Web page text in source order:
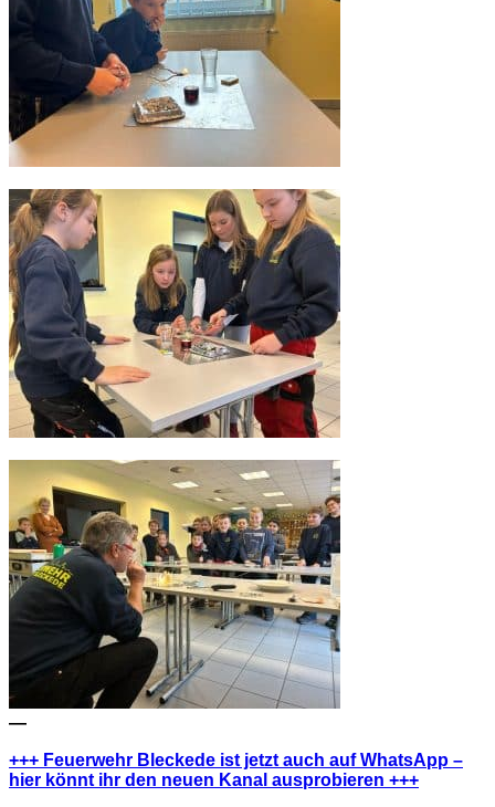
—
+++ Feuerwehr Bleckede ist jetzt auch auf WhatsApp –
hier könnt ihr den neuen Kanal ausprobieren +++